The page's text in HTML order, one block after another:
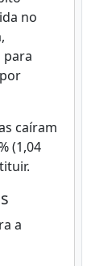
no
para
caíram
(1,04
a